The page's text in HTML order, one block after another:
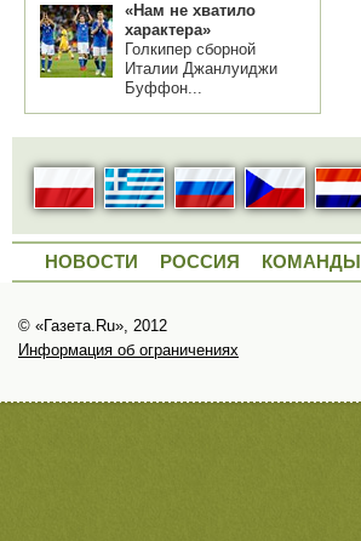
«Нам не хватило
характера»
Голкипер сборной
Италии Джанлуиджи
Буффон...
НОВОСТИ РОССИЯ КОМАНДЫ
© «Газета.Ru», 2012
Информация об ограничениях